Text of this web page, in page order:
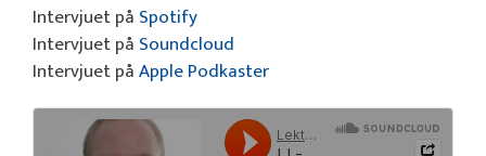
Intervjuet på Spotify
Intervjuet på Soundcloud
Intervjuet påApple Podkaster